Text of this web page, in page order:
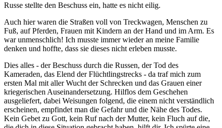
Russe stellte den Beschuss ein, hatte es nicht eilig.
Auch hier waren die Straßen voll von Treckwagen, Menschen zu
Fuß, auf Pferden, Frauen mit Kindern an der Hand und im Arm. Es
war unmenschlich! Ich musste immer wieder an meine Familie
denken und hoffte, dass sie dieses nicht erleben musste.
Dies alles - der Beschuss durch die Russen, der Tod des
Kameraden, das Elend der Flüchtlingstrecks - da traf mich zum
ersten Mal mit aller Wucht der Schrecken und das Grauen einer
kriegerischen Auseinandersetzung. Hilflos dem Geschehen
ausgeliefert, dabei Weisungen folgend, die einem nicht verständlich
erscheinen, empfindet man die Gefahr und die Nähe des Todes.
Kein Gebet zu Gott, kein Ruf nach der Mutter, kein Fluch auf die,